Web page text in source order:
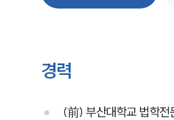
경력
(前) 부산대학교 법학전